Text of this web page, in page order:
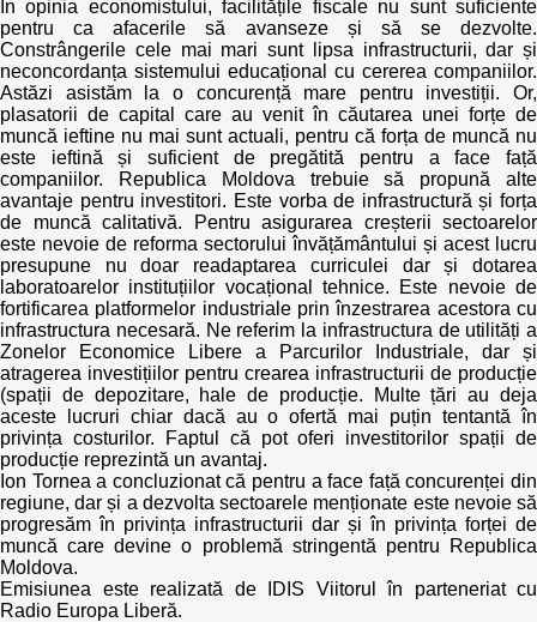
În opinia economistului, facilitățile fiscale nu sunt suficiente
pentru ca afacerile să avanseze și să se dezvolte.
Constrângerile cele mai mari sunt lipsa infrastructurii, dar și
neconcordanța sistemului educațional cu cererea companiilor.
Astăzi asistăm la o concurență mare pentru investiții. Or,
plasatorii de capital care au venit în căutarea unei forțe de
muncă ieftine nu mai sunt actuali, pentru că forța de muncă nu
este ieftină și suficient de pregătită pentru a face față
companiilor. Republica Moldova trebuie să propună alte
avantaje pentru investitori. Este vorba de infrastructură și forța
de muncă calitativă. Pentru asigurarea creșterii sectoarelor
este nevoie de reforma sectorului învățământului și acest lucru
presupune nu doar readaptarea curriculei dar și dotarea
laboratoarelor instituțiilor vocațional tehnice. Este nevoie de
fortificarea platformelor industriale prin înzestrarea acestora cu
infrastructura necesară. Ne referim la infrastructura de utilități a
Zonelor Economice Libere a Parcurilor Industriale, dar și
atragerea investițiilor pentru crearea infrastructurii de producție
(spații de depozitare, hale de producție. Multe țări au deja
aceste lucruri chiar dacă au o ofertă mai puțin tentantă în
privința costurilor. Faptul că pot oferi investitorilor spații de
producție reprezintă un avantaj.
Ion Tornea a concluzionat că pentru a face față concurenței din
regiune, dar și a dezvolta sectoarele menționate este nevoie să
progresăm în privința infrastructurii dar și în privința forței de
muncă care devine o problemă stringentă pentru Republica
Moldova.
Emisiunea este realizată de IDIS Viitorul în parteneriat cu
Radio Europa Liberă.